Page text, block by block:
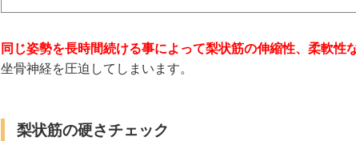
同じ姿勢を長時間続ける事によって梨状筋の伸縮性、柔軟性
坐骨神経を圧迫してしまいます。
梨状筋の硬さチェック